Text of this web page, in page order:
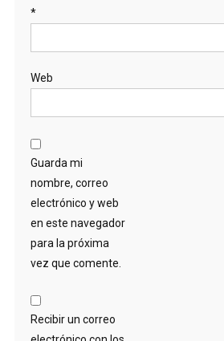
*
Web
Guarda mi
nombre, correo
electrónico y web
en este navegador
para la próxima
vez que comente.
Recibir un correo